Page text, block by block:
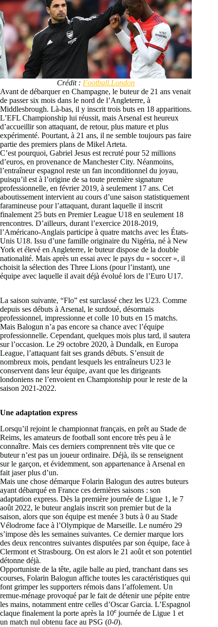
Crédit : Football.London
Avant de débarquer en Champagne, le buteur de 21 ans venait
de passer six mois dans le nord de l’Angleterre, à
Middlesbrough. Là-bas, il y inscrit trois buts en 18 apparitions.
L’EFL Championship lui réussit, mais Arsenal est heureux
d’accueillir son attaquant, de retour, plus mature et plus
expérimenté. Pourtant, à 21 ans, il ne semble toujours pas faire
partie des premiers plans de Mikel Arteta.
C’est pourquoi, Gabriel Jesus est recruté pour 52 millions
d’euros, en provenance de Manchester City. Néanmoins,
l’entraîneur espagnol reste un fan inconditionnel du joyau,
puisqu’il est à l’origine de sa toute première signature
professionnelle, en février 2019, à seulement 17 ans. Cet
aboutissement intervient au cours d’une saison statistiquement
faramineuse pour l’attaquant, durant laquelle il inscrit
finalement 25 buts en Premier League U18 en seulement 18
rencontres. D’ailleurs, durant l’exercice 2018-2019,
l’Américano-Anglais participe à quatre matchs avec les États-
Unis U18. Issu d’une famille originaire du Nigéria, né à New
York et élevé en Angleterre, le buteur dispose de la double
nationalité. Mais après un essai avec le pays du « soccer », il
choisit la sélection des Three Lions (pour l’instant), une
équipe avec laquelle il avait déjà évolué lors de l’Euro U17.
La saison suivante, “Flo” est surclassé chez les U23. Comme
depuis ses débuts à Arsenal, le surdoué, désormais
professionnel, impressionne et colle 10 buts en 15 matchs.
Mais Balogun n’a pas encore sa chance avec l’équipe
professionnelle. Cependant, quelques mois plus tard, il sautera
sur l’occasion. Le 29 octobre 2020, à Dundalk, en Europa
League, l’attaquant fait ses grands débuts. S’ensuit de
nombreux mois, pendant lesquels les entraîneurs U23 le
conservent dans leur équipe, avant que les dirigeants
londoniens ne l’envoient en Championship pour le reste de la
saison 2021-2022.
Une adaptation express
Lorsqu’il rejoint le championnat français, en prêt au Stade de
Reims, les amateurs de football sont encore très peu à le
connaître. Mais ces derniers comprennent très vite que ce
buteur n’est pas un joueur ordinaire. Déjà, ils se renseignent
sur le garçon, et évidemment, son appartenance à Arsenal en
fait jaser plus d’un.
Mais une chose démarque Folarin Balogun des autres buteurs
ayant débarqué en France ces dernières saisons : son
adaptation express. Dès la première journée de Ligue 1, le 7
août 2022, le buteur anglais inscrit son premier but de la
saison, alors que son équipe est menée 3 buts à 0 au Stade
Vélodrome face à l’Olympique de Marseille. Le numéro 29
s’impose dès les semaines suivantes. Ce dernier marque lors
des deux rencontres suivantes disputées par son équipe, face à
Clermont et Strasbourg. On est alors le 21 août et son potentiel
détonne déjà.
Opportuniste de la tête, agile balle au pied, tranchant dans ses
courses, Folarin Balogun affiche toutes les caractéristiques qui
font grimper les supporters rémois dans l’affolement. Un
remue-ménage provoqué par le fait de détenir une pépite entre
les mains, notamment entre celles d’Oscar Garcia. L’Espagnol
claque finalement la porte après la 10e journée de Ligue 1 et
un match nul obtenu face au PSG (0-0).